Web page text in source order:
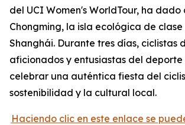
del UCI Women's WorldTour, ha dado
Chongming, la isla ecológica de
Shanghái. Durante tres días, ciclistas
aficionados y entusiastas del deporte
celebrar una auténtica fiesta del
sostenibilidad y la cultural local.
Haciendo clic en este enlace se